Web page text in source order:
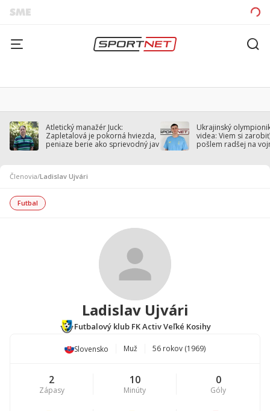
Atletický manažér Juck:
Zapletalová je pokorná hviezda,
peniaze berie ako sprievodný jav
Ukrajinský
videa: Viem si
pošlem radšej na
Členovia/Ladislav Ujvári
Futbal
Ladislav Ujvári
Futbalový klub FK Activ Veľké Kosihy
Slovensko Muž 56 rokov (1969)
2
Zápasy
10
Minúty
0
Góly